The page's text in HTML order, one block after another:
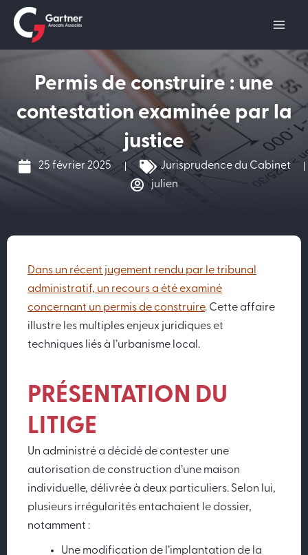
Aller
contenu
Permis de construire : une
contestation examinée par la
justice
25 février 2025
Jurisprudence du Cabinet
julien
Dans un récent jugement rendu par le tribunal
administratif, un recours a été examiné
concernant un permis de construire. Cette affaire
illustre les multiples enjeux juridiques et
techniques liés à l’urbanisme local.
PRÉSENTATION DU
LITIGE
Un administré a décidé de contester une
autorisation de construction d’une maison
individuelle, délivrée à deux particuliers. Selon lui,
plusieurs irrégularités entachaient le dossier,
notamment :
Une modification de l’implantation de la